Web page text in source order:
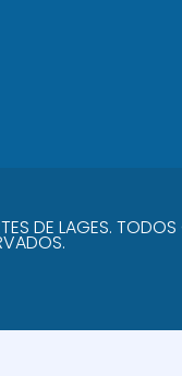
DE LAGES.